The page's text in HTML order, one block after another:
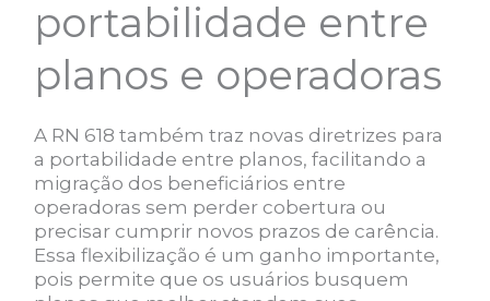
portabilidade entre
planos e operadoras
A RN 618 também traz novas diretrizes para
a portabilidade entre planos, facilitando a
migração dos beneficiários entre
operadoras sem perder cobertura ou
precisar cumprir novos prazos de carência.
Essa flexibilização é um ganho importante,
pois permite que os usuários busquem